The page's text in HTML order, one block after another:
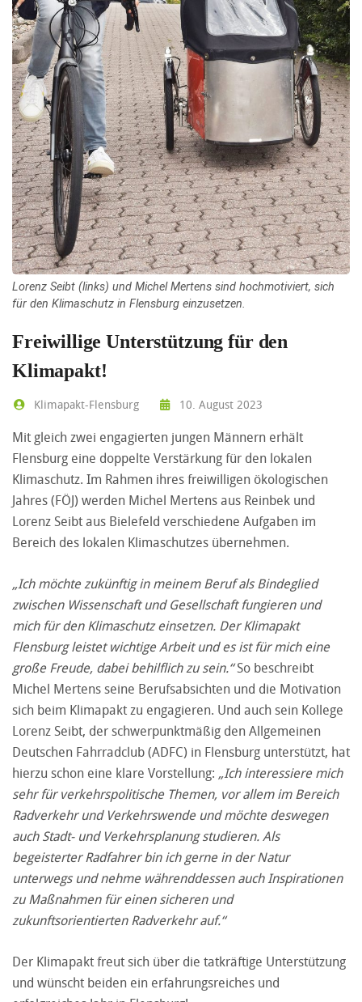
Lorenz Seibt (links) und Michel Mertens sind hochmotiviert, sich
für den Klimaschutz in Flensburg einzusetzen.
Freiwillige Unterstützung für den
Klimapakt!
Klimapakt-Flensburg 10. August 2023
Mit gleich zwei engagierten jungen Männern erhält
Flensburg eine doppelte Verstärkung für den lokalen
Klimaschutz. Im Rahmen ihres freiwilligen ökologischen
Jahres (FÖJ) werden Michel Mertens aus Reinbek und
Lorenz Seibt aus Bielefeld verschiedene Aufgaben im
Bereich des lokalen Klimaschutzes übernehmen.
„Ich möchte zukünftig in meinem Beruf als Bindeglied
zwischen Wissenschaft und Gesellschaft fungieren und
mich für den Klimaschutz einsetzen. Der Klimapakt
Flensburg leistet wichtige Arbeit und es ist für mich eine
große Freude, dabei behilflich zu sein.“So beschreibt
Michel Mertens seine Berufsabsichten und die Motivation
sich beim Klimapakt zu engagieren. Und auch sein Kollege
Lorenz Seibt, der schwerpunktmäßig den Allgemeinen
Deutschen Fahrradclub (ADFC) in Flensburg unterstützt, hat
hierzu schon eine klare Vorstellung: „Ich interessiere mich
sehr für verkehrspolitische Themen, vor allem im Bereich
Radverkehr und Verkehrswende und möchte deswegen
auch Stadt- und Verkehrsplanung studieren. Als
begeisterter Radfahrer bin ich gerne in der Natur
unterwegs und nehme währenddessen auch Inspirationen
zu Maßnahmen für einen sicheren und
zukunftsorientierten Radverkehr auf.“
Der Klimapakt freut sich über die tatkräftige Unterstützung
und wünscht beiden ein erfahrungsreiches und